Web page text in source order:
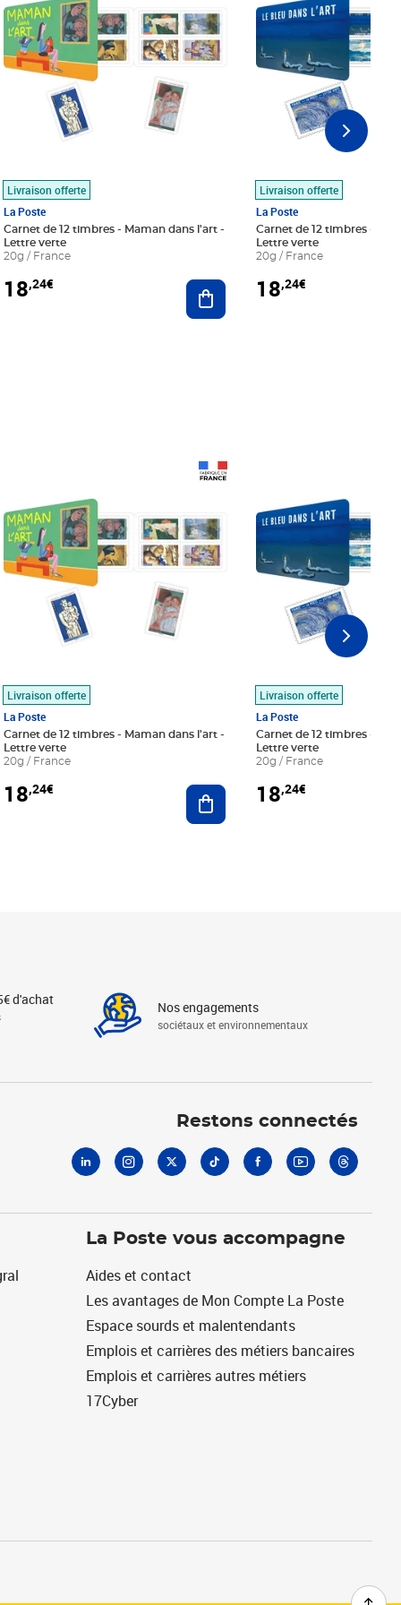
au panier
Livraison offerte
La Poste
Carnet de 12 timbres - Maman dans l'art -
Lettre verte
20g / France
18,24€ Ajouter au panier
Livraison offerte
La Poste
Carnet de 12 timbres - Le
Lettre verte
20g / France
18,24€
au panier
Livraison offerte
La Poste
Carnet de 12 timbres - Maman dans l'art -
Lettre verte
20g / France
18,24€ Ajouter au panier
Livraison offerte
La Poste
Carnet de 12 timbres - Le
Lettre verte
20g / France
18,24€
d'achat Nos engagements
sociétaux et environnementaux
Restons connectés
La Poste vous accompagne
Aides et contact
Les avantages de Mon Compte La Poste
Espace sourds et malentendants
Emplois et carrières des métiers bancaires
Emplois et carrières autres métiers
17Cyber